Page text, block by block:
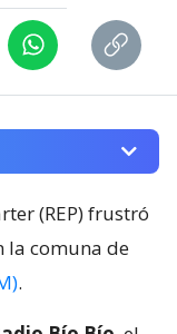
(REP) frustró
la comuna de
.